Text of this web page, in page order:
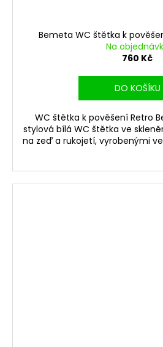
Bemeta WC štětka k
Na
760 Kč
DO KOŠÍKU
WC štětka k pověšení Retro
stylová bílá WC štětka ve
na zeď a rukojetí, vyrobenými